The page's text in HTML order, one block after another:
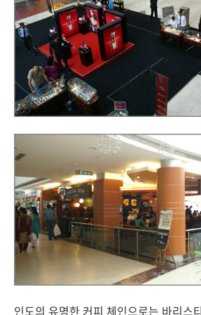
인도의 유명한 커피 체인으로는 바리스